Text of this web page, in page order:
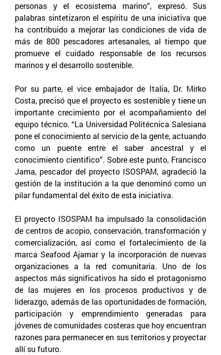
personas y el ecosistema marino”, expresó. Sus
palabras sintetizaron el espíritu de una iniciativa que
ha contribuido a mejorar las condiciones de vida de
más de 800 pescadores artesanales, al tiempo que
promueve el cuidado responsable de los recursos
marinos y el desarrollo sostenible.
Por su parte, el vice embajador de Italia, Dr. Mirko
Costa, precisó que el proyecto es sostenible y tiene un
importante crecimiento por el acompañamiento del
equipo técnico. “La Universidad Politécnica Salesiana
pone el conocimiento al servicio de la gente, actuando
como un puente entre el saber ancestral y el
conocimiento cientifico”. Sobre este punto, Francisco
Jama, pescador del proyecto ISOSPAM, agradeció la
gestión de la institución a la que denominó como un
pilar fundamental del éxito de esta iniciativa.
El proyecto ISOSPAM ha impulsado la consolidación
de centros de acopio, conservación, transformación y
comercialización, así como el fortalecimiento de la
marca Seafood Ajamar y la incorporación de nuevas
organizaciones a la red comunitaria. Uno de los
aspectos más significativos ha sido el protagonismo
de las mujeres en los procesos productivos y de
liderazgo, además de las oportunidades de formación,
participación y emprendimiento generadas para
jóvenes de comunidades costeras que hoy encuentran
razones para permanecer en sus territorios y proyectar
allí su futuro.